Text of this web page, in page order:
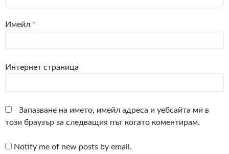
Имейл *
Интернет страница
Запазване на името, имейл адреса и уебсайта ми в
този браузър за следващия път когато коментирам.
Notify me of new posts by email.